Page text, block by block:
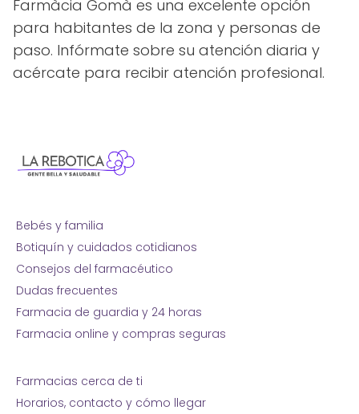
Farmàcia Gomà es una excelente opción
para habitantes de la zona y personas de
paso. Infórmate sobre su atención diaria y
acércate para recibir atención profesional.
Bebés y familia
Botiquín y cuidados cotidianos
Consejos del farmacéutico
Dudas frecuentes
Farmacia de guardia y 24 horas
Farmacia online y compras seguras
Farmacias cerca de ti
Horarios, contacto y cómo llegar